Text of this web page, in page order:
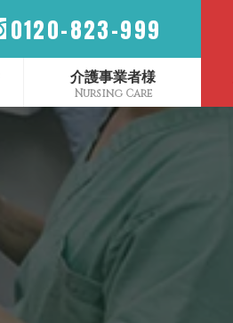
0120-823-999
介護事業者様